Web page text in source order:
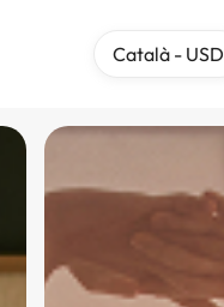
Català - USD